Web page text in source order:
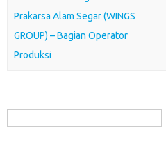
o
k
r
p
p
I
n
r
d
Prakarsa Alam Segar (WINGS
GROUP) – Bagian Operator
Produksi
Cari